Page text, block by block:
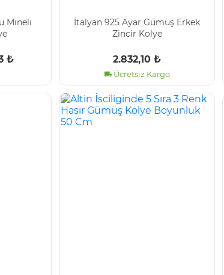
Mınelı
₺
İtalyan 925 Ayar Gümüş Erkek
Zincir Kolye
2.832,10 ₺
Ücretsiz Kargo